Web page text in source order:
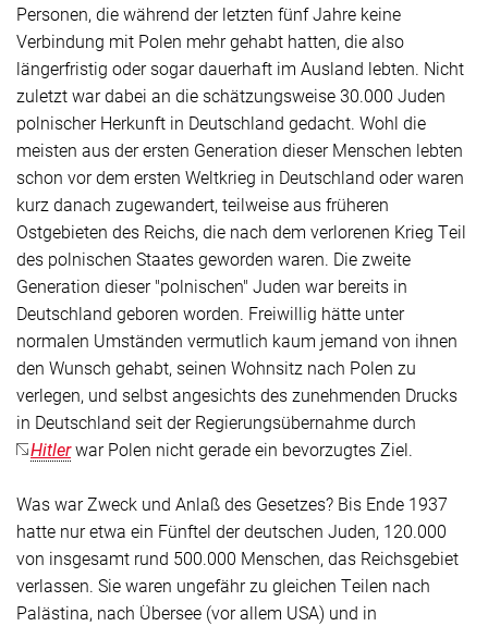
Personen, die während der letzten fünf Jahre keine
Verbindung mit Polen mehr gehabt hatten, die also
längerfristig oder sogar dauerhaft im Ausland lebten. Nicht
zuletzt war dabei an die schätzungsweise 30.000 Juden
polnischer Herkunft in Deutschland gedacht. Wohl die
meisten aus der ersten Generation dieser Menschen lebten
schon vor dem ersten Weltkrieg in Deutschland oder waren
kurz danach zugewandert, teilweise aus früheren
Ostgebieten des Reichs, die nach dem verlorenen Krieg Teil
des polnischen Staates geworden waren. Die zweite
Generation dieser "polnischen" Juden war bereits in
Deutschland geboren worden. Freiwillig hätte unter
normalen Umständen vermutlich kaum jemand von ihnen
den Wunsch gehabt, seinen Wohnsitz nach Polen zu
verlegen, und selbst angesichts des zunehmenden Drucks
in Deutschland seit der Regierungsübernahme durch
Hitlerwar Polen nicht gerade ein bevorzugtes Ziel.
Was war Zweck und Anlaß des Gesetzes? Bis Ende 1937
hatte nur etwa ein Fünftel der deutschen Juden, 120.000
von insgesamt rund 500.000 Menschen, das Reichsgebiet
verlassen. Sie waren ungefähr zu gleichen Teilen nach
Palästina, nach Übersee (vor allem USA) und in